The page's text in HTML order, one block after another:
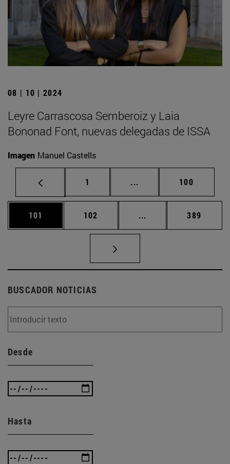
08 | 10 | 2024
Leyre Carrascosa Semberoiz y Laia
Bononad Font, nuevas delegadas de ISSA
Imagen Manuel Castells
Página
1 ... Páginas intermedias
Página
100
Página
101 Página
102 ... Páginas intermedias
Página
389
BUSCADOR NOTICIAS
Desde
Hasta